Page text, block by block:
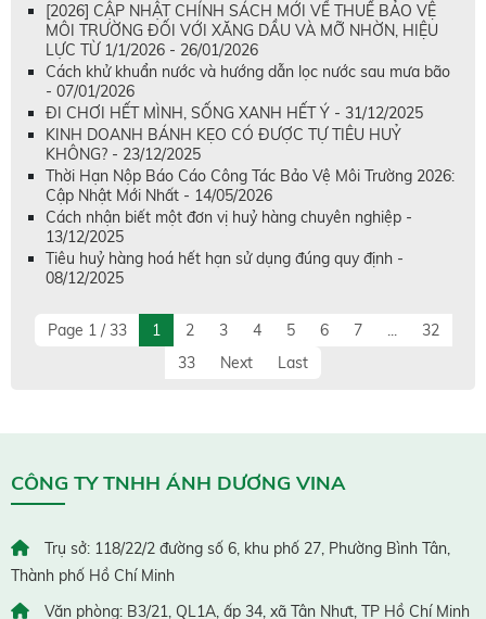
[2026] CẬP NHẬT CHÍNH SÁCH MỚI VỀ THUẾ BẢO VỆ
MÔI TRƯỜNG ĐỐI VỚI XĂNG DẦU VÀ MỠ NHỜN, HIỆU
LỰC TỪ 1/1/2026 - 26/01/2026
Cách khử khuẩn nước và hướng dẫn lọc nước sau mưa bão
- 07/01/2026
ĐI CHƠI HẾT MÌNH, SỐNG XANH HẾT Ý - 31/12/2025
KINH DOANH BÁNH KẸO CÓ ĐƯỢC TỰ TIÊU HUỶ
KHÔNG? - 23/12/2025
Thời Hạn Nộp Báo Cáo Công Tác Bảo Vệ Môi Trường 2026:
Cập Nhật Mới Nhất - 14/05/2026
Cách nhận biết một đơn vị huỷ hàng chuyên nghiệp -
13/12/2025
Tiêu huỷ hàng hoá hết hạn sử dụng đúng quy định -
08/12/2025
Page 1 / 33 1 2 3 4 5 6 7 ...
32
33
Next Last
CÔNG TY TNHH ÁNH DƯƠNG VINA
Trụ sở: 118/22/2 đường số 6, khu phố 27, Phường Bình Tân,
Thành phố Hồ Chí Minh
Văn phòng: B3/21, QL1A, ấp 34, xã Tân Nhựt, TP Hồ Chí Minh